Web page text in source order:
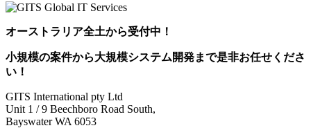
オーストラリア全土から受付中！
小規模の案件から大規模システム開発まで是非お任せくださ
い！
GITS International pty Ltd
Unit 1 / 9 Beechboro Road South,
Bayswater WA 6053